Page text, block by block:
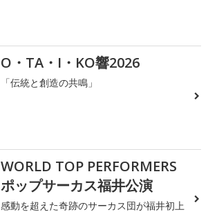
O・TA・I・KO響2026
「伝統と創造の共鳴」
WORLD TOP PERFORMERS
ポップサーカス福井公演
感動を超えた奇跡のサーカス団が福井初上